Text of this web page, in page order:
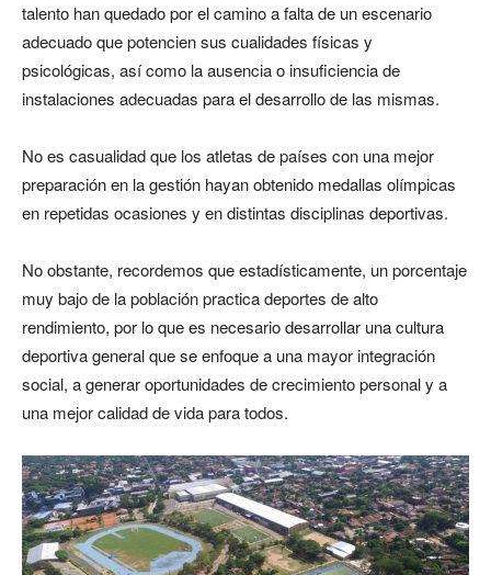
talento han quedado por el camino a falta de un escenario
adecuado que potencien sus cualidades físicas y
psicológicas, así como la ausencia o insuficiencia de
instalaciones adecuadas para el desarrollo de las mismas.
No es casualidad que los atletas de países con una mejor
preparación en la gestión hayan obtenido medallas olímpicas
en repetidas ocasiones y en distintas disciplinas deportivas.
No obstante, recordemos que estadísticamente, un porcentaje
muy bajo de la población practica deportes de alto
rendimiento, por lo que es necesario desarrollar una cultura
deportiva general que se enfoque a una mayor integración
social, a generar oportunidades de crecimiento personal y a
una mejor calidad de vida para todos.